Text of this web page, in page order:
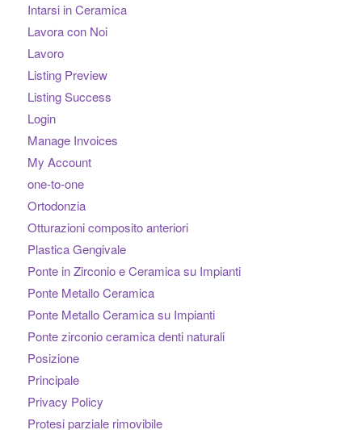
Intarsi in Ceramica
Lavora con Noi
Lavoro
Listing Preview
Listing Success
Login
Manage Invoices
My Account
one-to-one
Ortodonzia
Otturazioni composito anteriori
Plastica Gengivale
Ponte in Zirconio e Ceramica su Impianti
Ponte Metallo Ceramica
Ponte Metallo Ceramica su Impianti
Ponte zirconio ceramica denti naturali
Posizione
Principale
Privacy Policy
Protesi parziale rimovibile